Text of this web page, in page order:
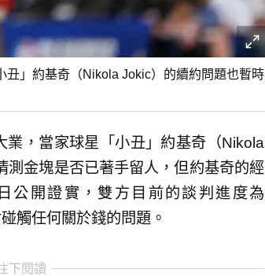
」約基奇（Nikola Jokic）的續約問題也暫時
，當家球星「小丑」約基奇（Nikola
金塊是否已著手留人，但約基奇的經
公開證實，雙方目前的談判進度為
觸任何關於錢的問題。
下閱讀